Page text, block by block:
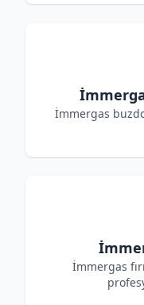
İmmergas
İmmergas